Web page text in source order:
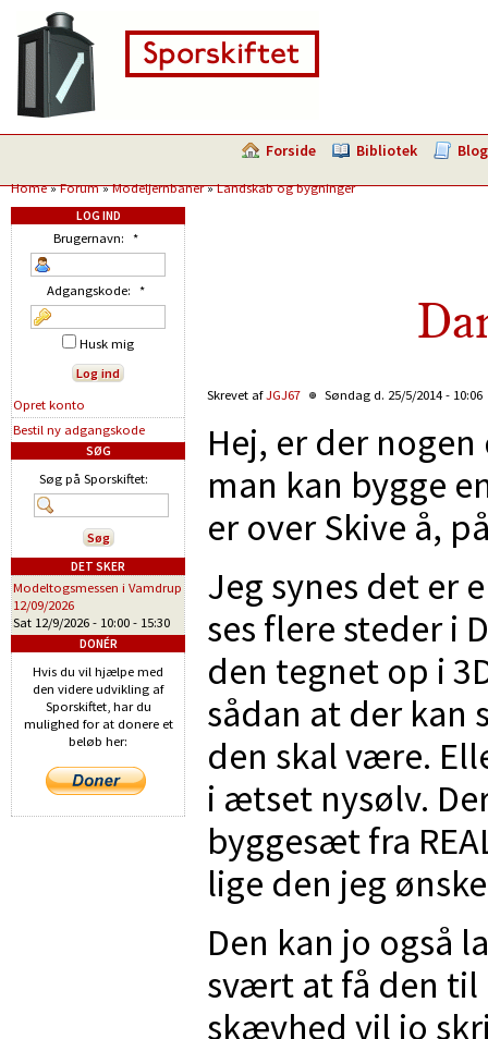
Forside Bibliotek Blog
Home»Forum»Modeljernbaner»Landskab og bygninger
Skrevet afJGJ67 Søndag d. 25/5/2014 - 10:06
Hej, er der
man kan bygge
er over Skive å,
Jeg synes det er
ses flere steder i
den tegnet op i
sådan at der kan
den skal være.
i ætset nysølv.
byggesæt fra
lige den jeg
Den kan jo også
svært at få den til
skævhed vil jo
LOG IND
Brugernavn: *
Adgangskode: *
Husk mig
Opret konto
Bestil ny adgangskode
SØG
Søg på Sporskiftet:
DET SKER
Modeltogsmessen i Vamdrup
12/09/2026
Sat 12/9/2026 - 10:00 - 15:30
DONÉR
Hvis du vil hjælpe med
den videre udvikling af
Sporskiftet, har du
mulighed for at donere et
beløb her: